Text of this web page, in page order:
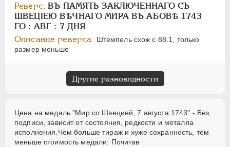
Реверс: ВЪ ПАМЯТЬ ЗАКЛЮЧЕННАГО СЪ
ШВЕЦIЕЮ ВѢЧНАГО МИРА ВЪ АБОВѢ 1743
ГО : АВГ : 7 ДНЯ
Описание реверса: Штемпель схож с 88.1, только
размер меньше
Другие разновидности
Цена на медаль "Мир со Швецией, 7 августа 1743" - Без
подписи, зависит от состояния, редкости и металла
исполнения.Чем больше тираж и хуже сохранность, тем
меньше стоимость медали. Почитав